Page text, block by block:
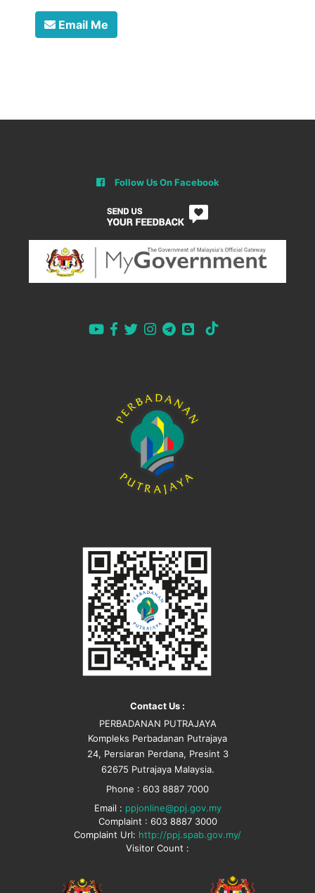
Email Me
Follow Us On Facebook
Contact Us :
PERBADANAN PUTRAJAYA
Kompleks Perbadanan Putrajaya
24, Persiaran Perdana, Presint 3
62675 Putrajaya Malaysia.
Phone : 603 8887 7000
Email : ppjonline@ppj.gov.my
Complaint : 603 8887 3000
Complaint Url: http://ppj.spab.gov.my/
Visitor Count :